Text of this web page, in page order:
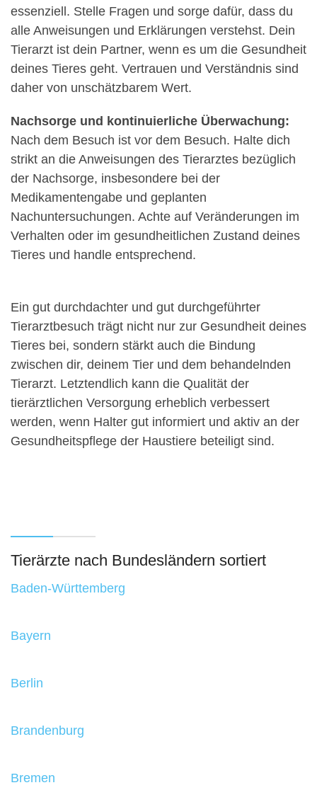
essenziell. Stelle Fragen und sorge dafür, dass du
alle Anweisungen und Erklärungen verstehst. Dein
Tierarzt ist dein Partner, wenn es um die Gesundheit
deines Tieres geht. Vertrauen und Verständnis sind
daher von unschätzbarem Wert.
Nachsorge und kontinuierliche Überwachung:
Nach dem Besuch ist vor dem Besuch. Halte dich
strikt an die Anweisungen des Tierarztes bezüglich
der Nachsorge, insbesondere bei der
Medikamentengabe und geplanten
Nachuntersuchungen. Achte auf Veränderungen im
Verhalten oder im gesundheitlichen Zustand deines
Tieres und handle entsprechend.
Ein gut durchdachter und gut durchgeführter
Tierarztbesuch trägt nicht nur zur Gesundheit deines
Tieres bei, sondern stärkt auch die Bindung
zwischen dir, deinem Tier und dem behandelnden
Tierarzt. Letztendlich kann die Qualität der
tierärztlichen Versorgung erheblich verbessert
werden, wenn Halter gut informiert und aktiv an der
Gesundheitspflege der Haustiere beteiligt sind.
Tierärzte nach Bundesländern sortiert
Baden-Württemberg
Bayern
Berlin
Brandenburg
Bremen